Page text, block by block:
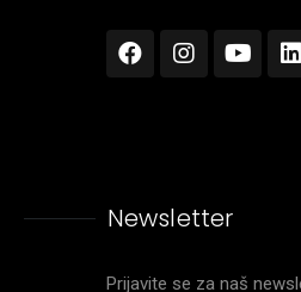
Newsletter
Prijavite se za naš